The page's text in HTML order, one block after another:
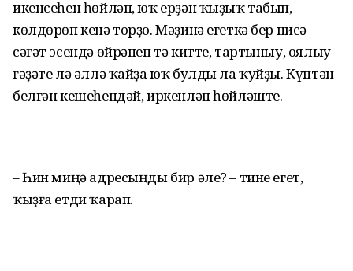
икенсеһен һөйләп, юҡ ерҙән ҡыҙыҡ табып,
көлдөрөп кенә торҙо. Мәҙинә егеткә бер нисә
сәғәт эсендә өйрәнеп тә китте, тартыныу, оялыу
ғәҙәте лә әллә ҡайҙа юҡ булды ла ҡуйҙы. Күптән
белгән кешеһендәй, иркенләп һөйләште.
– Һин миңә адресыңды бир әле? – тине егет,
ҡыҙға етди ҡарап.